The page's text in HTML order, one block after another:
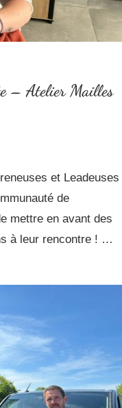
– Atelier Mailles
et Leadeuses
de
mettre en avant des
à leur rencontre ! …